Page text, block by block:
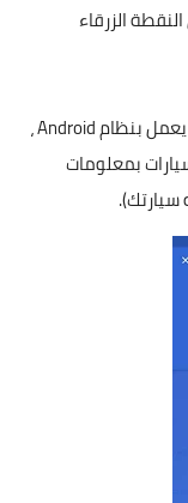
الزرقاء
إذا كنت تستخدم هاتفك الذكي الذي يعمل بنظام Android ،
بمعلومات